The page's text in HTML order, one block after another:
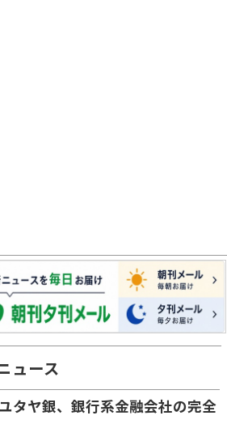
ュース
タヤ銀、銀行系金融会社の完全